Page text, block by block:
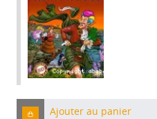
Ajouter au panier